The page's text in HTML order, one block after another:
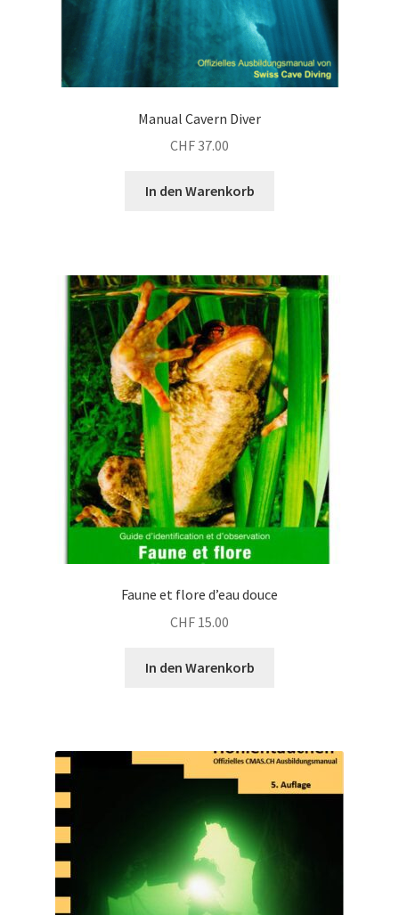
Manual Cavern Diver
CHF37.00
In den Warenkorb
Faune et flore d’eau douce
CHF 15.00
In den Warenkorb